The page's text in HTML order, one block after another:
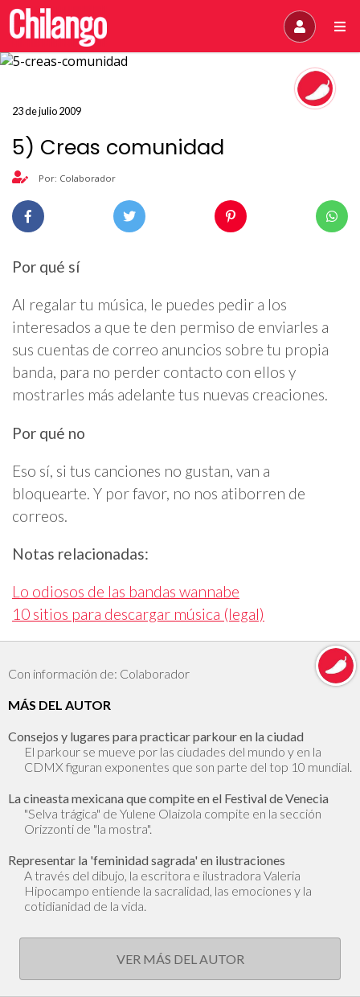
23 de julio 2009
5) Creas comunidad
Por: Colaborador
Por qué sí
Al regalar tu música, le puedes pedir a los
interesados a que te den permiso de enviarles a
sus cuentas de correo anuncios sobre tu propia
banda, para no perder contacto con ellos y
mostrarles más adelante tus nuevas creaciones.
Por qué no
Eso sí, si tus canciones no gustan, van a
bloquearte. Y por favor, no nos atiborren de
correos.
Notas relacionadas:
Lo odiosos de las bandas wannabe
10 sitios para descargar música (legal)
Con información de: Colaborador
MÁS DEL AUTOR
Consejos y lugares para practicar parkour en la ciudad
El parkour se mueve por las ciudades del mundo y en la
CDMX figuran exponentes que son parte del top 10 mundial.
La cineasta mexicana que compite en el Festival de Venecia
"Selva trágica" de Yulene Olaizola compite en la sección
Orizzonti de "la mostra".
Representar la 'feminidad sagrada' en ilustraciones
A través del dibujo, la escritora e ilustradora Valeria
Hipocampo entiende la sacralidad, las emociones y la
cotidianidad de la vida.
VER MÁS DEL AUTOR